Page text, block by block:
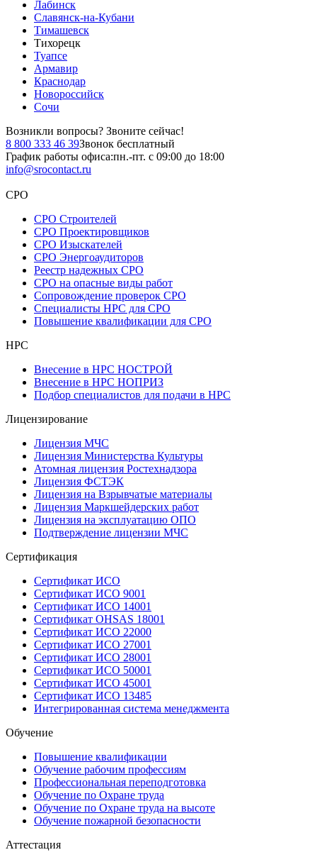
Лабинск
Славянск-на-Кубани
Тимашевск
Тихорецк
Туапсе
Армавир
Краснодар
Новороссийск
Сочи
Возникли вопросы? Звоните сейчас!
8 800 333 46 39Звонок бесплатный
График работы офиса:пн.-пт. с 09:00 до 18:00
info@srocontact.ru
СРО
СРО Строителей
СРО Проектировщиков
СРО Изыскателей
СРО Энергоаудиторов
Реестр надежных СРО
СРО на опасные виды работ
Сопровождение проверок СРО
Специалисты НРС для СРО
Повышение квалификации для СРО
НРС
Внесение в НРС НОСТРОЙ
Внесение в НРС НОПРИЗ
Подбор специалистов для подачи в НРС
Лицензирование
Лицензия МЧС
Лицензия Министерства Культуры
Атомная лицензия Ростехнадзора
Лицензия ФСТЭК
Лицензия на Взрывчатые материалы
Лицензия Маркшейдерских работ
Лицензия на эксплуатацию ОПО
Подтверждение лицензии МЧС
Сертификация
Сертификат ИСО
Сертификат ИСО 9001
Сертификат ИСО 14001
Сертификат OHSAS 18001
Сертификат ИСО 22000
Сертификат ИСО 27001
Сертификат ИСО 28001
Сертификат ИСО 50001
Сертификат ИСО 45001
Сертификат ИСО 13485
Интегрированная система менеджмента
Обучение
Повышение квалификации
Обучение рабочим профессиям
Профессиональная переподготовка
Обучение по Охране труда
Обучение по Охране труда на высоте
Обучение пожарной безопасности
Аттестация